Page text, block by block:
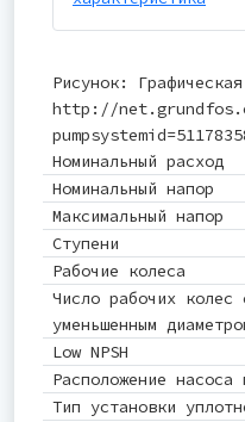
Рисунок:
http://
Номинальный расход
Номинальный напор
Максимальный напор
Ступени
Рабочие колеса
Число рабочих колес
уменьшенным
Low NPSH
Расположение насоса
Тип установки